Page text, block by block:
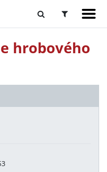
hrobového